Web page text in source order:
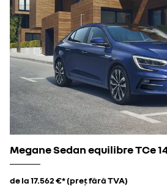
Megane Sedan equilibre TCe
de la 17.562 €* (preț fără TVA)